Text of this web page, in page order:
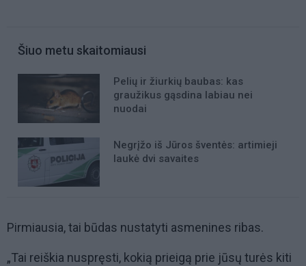
Šiuo metu skaitomiausi
Pelių ir žiurkių baubas: kas
graužikus gąsdina labiau nei
nuodai
Negrįžo iš Jūros šventės: artimieji
laukė dvi savaites
Pirmiausia, tai būdas nustatyti asmenines ribas.
„Tai reiškia nuspręsti, kokią prieigą prie jūsų turės kiti